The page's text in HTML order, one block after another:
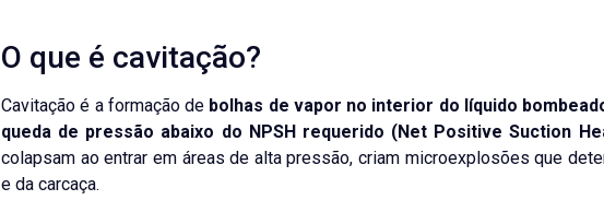
O que é cavitação?
Cavitação é a formação de bolhas de vapor no interior do líquido
queda de pressão abaixo do NPSH requerido (Net Positive Suction
colapsam ao entrar em áreas de alta pressão, criam microexplosões que
e da carcaça.